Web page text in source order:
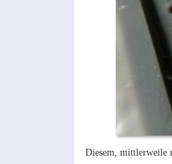
Diesem, mittlerweile